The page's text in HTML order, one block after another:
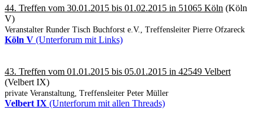
44. Treffen vom 30.01.2015 bis 01.02.2015 in 51065 Köln (Köln
V)
Veranstalter Runder Tisch Buchforst e.V., Treffensleiter Pierre Ofzareck
Köln V (Unterforum mit Links)
43. Treffen vom 01.01.2015 bis 05.01.2015 in 42549 Velbert
(Velbert IX)
private Veranstaltung, Treffensleiter Peter Müller
Velbert IX (Unterforum mit allen Threads)